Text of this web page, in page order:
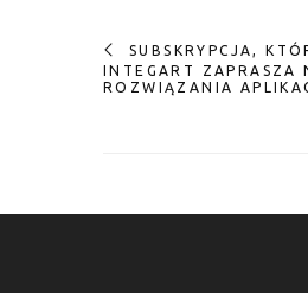
SUBSKRYPCJA,
INTEGART
ROZWIĄZANIA